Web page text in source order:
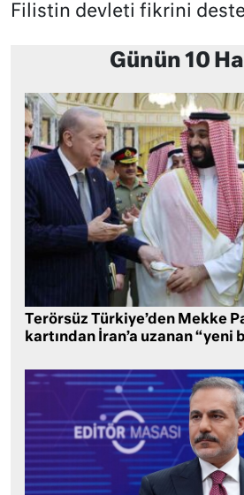
Filistin devleti fikrini
Günün 10
Terörsüz Türkiye’den Mekke
kartından İran’a uzanan “yeni